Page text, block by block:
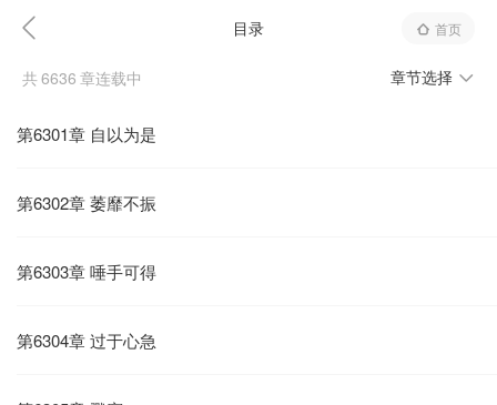
首页
目录
共6636 章连载中 章节选择
第6301章 自以为是
第6302章 萎靡不振
第6303章 唾手可得
第6304章 过于心急